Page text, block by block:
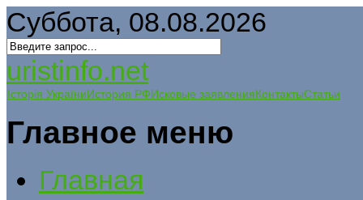
Суббота, 08.08.2026
uristinfo.net
Історія УкраїниИстория РФИсковые заявленияКонтактыСтатьи
Главное меню
Главная